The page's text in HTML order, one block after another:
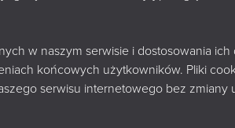
w naszym serwisie i dostosowania
końcowych użytkowników. Pliki
serwisu internetowego bez
Podlaskiej dzięki
Książnica Podlaska im. Łukasza